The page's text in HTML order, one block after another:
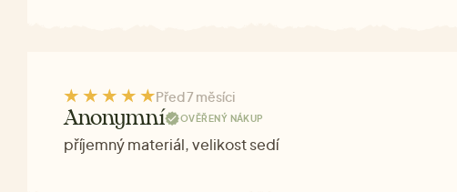
Před 7 měsíci
Anonymní OVĚŘENÝ NÁKUP
příjemný materiál, velikost sedí